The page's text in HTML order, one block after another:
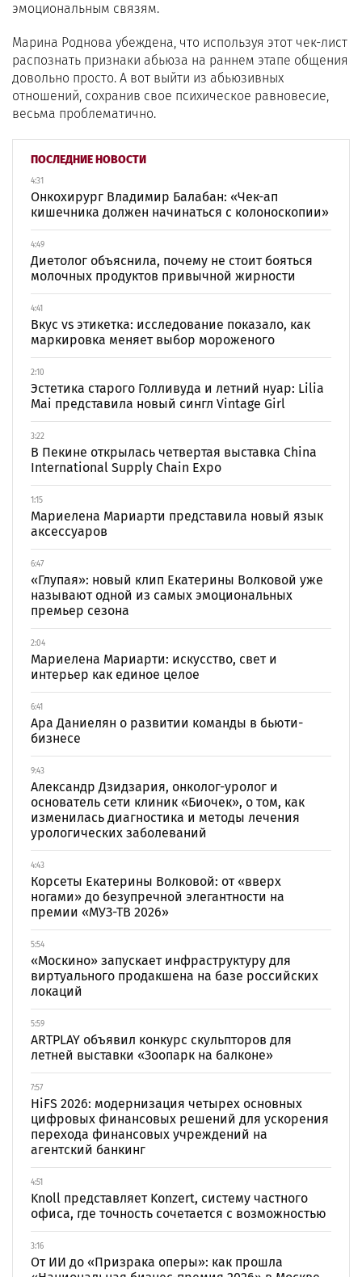
ПОСЛЕДНИЕ НОВОСТИ
4:31
Онкохирург Владимир Балабан: «Чек-ап
кишечника должен начинаться с колоноскопии»
4:49
Диетолог объяснила, почему не стоит бояться
молочных продуктов привычной жирности
4:41
Вкус vs этикетка: исследование показало, как
маркировка меняет выбор мороженого
2:10
Эстетика старого Голливуда и летний нуар: Lilia
Mai представила новый сингл Vintage Girl
3:22
В Пекине открылась четвертая выставка China
International Supply Chain Expo
1:15
Мариелена Мариарти представила новый язык
аксессуаров
6:47
«Глупая»: новый клип Екатерины Волковой уже
называют одной из самых эмоциональных
премьер сезона
2:04
Мариелена Мариарти: искусство, свет и
интерьер как единое целое
6:41
Ара Даниелян о развитии команды в бьюти-
бизнесе
9:43
Александр Дзидзария, онколог-уролог и
основатель сети клиник «Биочек», о том, как
изменилась диагностика и методы лечения
урологических заболеваний
4:43
Корсеты Екатерины Волковой: от «вверх
ногами» до безупречной элегантности на
премии «МУЗ-ТВ 2026»
5:54
«Москино» запускает инфраструктуру для
виртуального продакшена на базе российских
локаций
5:59
ARTPLAY объявил конкурс скульпторов для
летней выставки «Зоопарк на балконе»
7:57
HiFS 2026: модернизация четырех основных
цифровых финансовых решений для ускорения
перехода финансовых учреждений на
агентский банкинг
4:51
Knoll представляет Konzert, систему частного
офиса, где точность сочетается с возможностью
3:16
От ИИ до «Призрака оперы»: как прошла
эмоциональным связям.
Марина Роднова убеждена, что используя этот чек-лист
распознать признаки абьюза на раннем этапе общения
довольно просто. А вот выйти из абьюзивных
отношений, сохранив свое психическое равновесие,
весьма проблематично.